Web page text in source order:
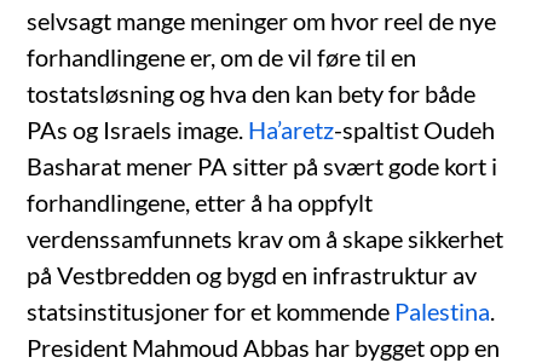
selvsagt mange meninger om hvor reel de nye
forhandlingene er, om de vil føre til en
tostatsløsning og hva den kan bety for både
PAs og Israels image. Ha’aretz-spaltist Oudeh
Basharat mener PA sitter på svært gode kort i
forhandlingene, etter å ha oppfylt
verdenssamfunnets krav om å skape sikkerhet
på Vestbredden og bygd en infrastruktur av
statsinstitusjoner for et kommende Palestina
President Mahmoud Abbas har bygget opp en